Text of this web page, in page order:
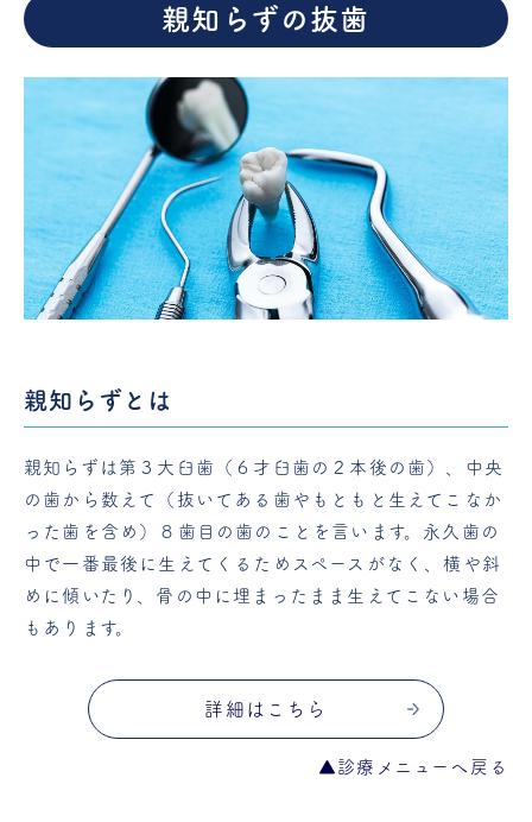
親知らずの抜歯
親知らずとは
親知らずは第３大臼歯（６才臼歯の２本後の歯）、中央
の歯から数えて（抜いてある歯やもともと生えてこなか
った歯を含め）８歯目の歯のことを言います。永久歯の
中で一番最後に生えてくるためスペースがなく、横や斜
めに傾いたり、骨の中に埋まったまま生えてこない場合
もあります。
詳細はこちら
▲診療メニューへ戻る